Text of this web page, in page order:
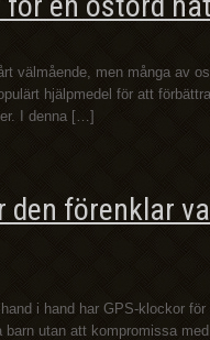
välmående, men många av
hjälpmedel för att
I denna […]
den förenklar
i hand har GPS-klockor
utan att kompromissa